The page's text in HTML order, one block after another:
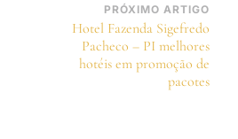
PRÓXIMO ARTIGO
Hotel Fazenda Sigefredo
Pacheco – PI melhores
hotéis em promoção de
pacotes